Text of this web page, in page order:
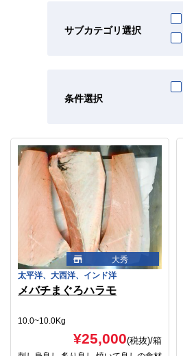
サブカテゴリ選択
条件選択
大秀
太平洋、大西洋、インド洋
メバチまぐろハラモ
10.0~10.0Kg
¥25,000(税抜)/箱